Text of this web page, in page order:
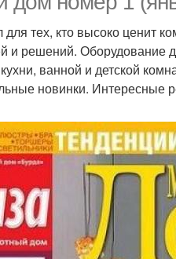
тех, кто высоко ценит
и решений. Оборудование
ванной и детской
новинки.